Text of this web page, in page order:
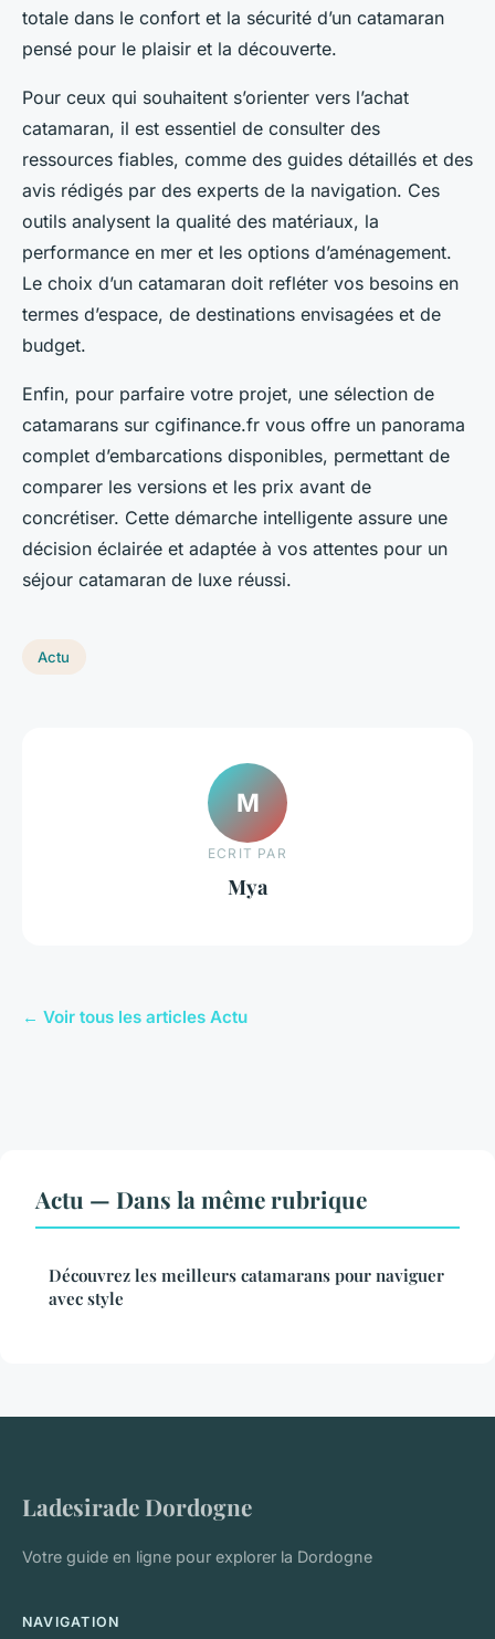
totale dans le confort et la sécurité d’un catamaran
pensé pour le plaisir et la découverte.
Pour ceux qui souhaitent s’orienter vers l’achat
catamaran, il est essentiel de consulter des
ressources fiables, comme des guides détaillés et des
avis rédigés par des experts de la navigation. Ces
outils analysent la qualité des matériaux, la
performance en mer et les options d’aménagement.
Le choix d’un catamaran doit refléter vos besoins en
termes d’espace, de destinations envisagées et de
budget.
Enfin, pour parfaire votre projet, une sélection de
catamarans sur cgifinance.fr vous offre un panorama
complet d’embarcations disponibles, permettant de
comparer les versions et les prix avant de
concrétiser. Cette démarche intelligente assure une
décision éclairée et adaptée à vos attentes pour un
séjour catamaran de luxe réussi.
Actu
M
ECRIT PAR
Mya
← Voir tous les articles Actu
Actu — Dans la même rubrique
Découvrez les meilleurs catamarans pour naviguer
avec style
Ladesirade Dordogne
Votre guide en ligne pour explorer la Dordogne
NAVIGATION